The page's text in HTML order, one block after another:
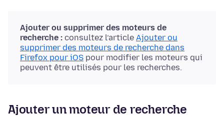
Ajouter ou supprimer des moteurs de
recherche : consultez l’article Ajouter ou
supprimer des moteurs de recherche dans
Firefox pour iOS pour modifier les moteurs qui
peuvent être utilisés pour les recherches.
Ajouter un moteur de recherche